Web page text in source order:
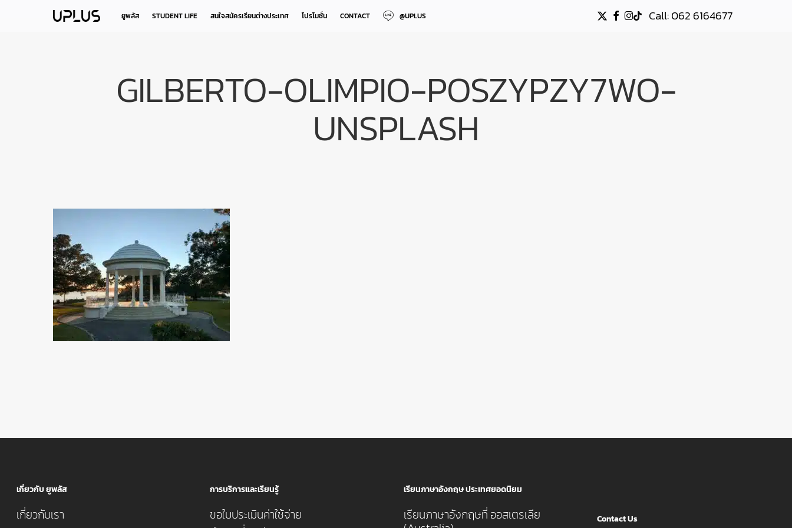
ยูพลัส STUDENT LIFE สนใจสมัครเรียนต่างประเทศ โปรโมชั่น CONTACT @UPLUS Call: 062 6164677
X-
TWITTER
FACEBOOK
INSTAGRAM
TIKTOK
GILBERTO-OLIMPIO-POSZYPZY7WO-
UNSPLASH
เกี่ยวกับ ยูพลัส
เกี่ยวกับเรา
การบริการและเรียนรู้
ขอใบประเมินค่าใช้จ่าย
เรียนภาษาอังกฤษ ประเทศยอดนิยม
เรียนภาษาอังกฤษที่ ออสเตรเลีย Contact Us